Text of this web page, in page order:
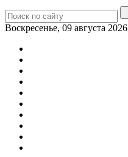
Воскресенье, 09 августа 2026